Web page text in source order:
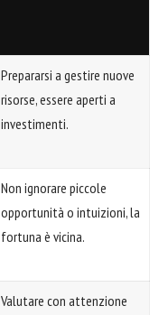
Prepararsi a gestire nuove
risorse, essere aperti a
investimenti.
Non ignorare piccole
opportunità o intuizioni, la
fortuna è vicina.
Valutare con attenzione